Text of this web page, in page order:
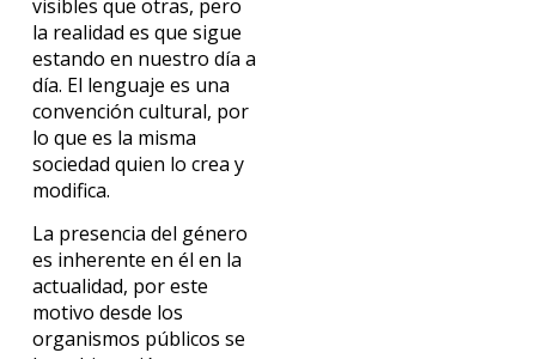
visibles que otras, pero
la realidad es que sigue
estando en nuestro día a
día. El lenguaje es una
convención cultural, por
lo que es la misma
sociedad quien lo crea y
modifica.
La presencia del género
es inherente en él en la
actualidad, por este
motivo desde los
organismos públicos se